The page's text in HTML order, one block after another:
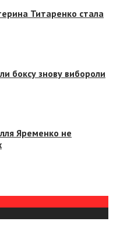
Титаренко стала
боксу знову вибороли
Яременко не